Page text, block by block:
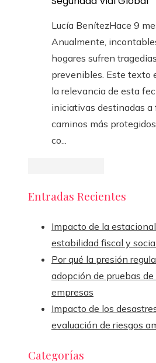
Lucía BenítezHace 9
Anualmente,
hogares sufren tragedias
prevenibles. Este texto
la relevancia de esta
iniciativas destinadas a
caminos más
co...
Entradas Recientes
Impacto de la
estabilidad fiscal y
Por qué la presión
adopción de pruebas
empresas
Impacto de los
evaluación de riesgos
Categorías